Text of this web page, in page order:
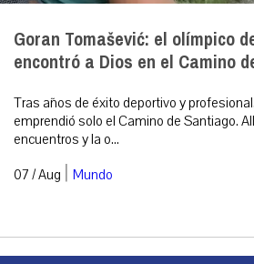
Goran Tomašević: el olímpico
encontró a Dios en el Camino
Tras años de éxito deportivo y
emprendió solo el Camino de Santiago.
encuentros y la o...
07 / Aug | Mundo